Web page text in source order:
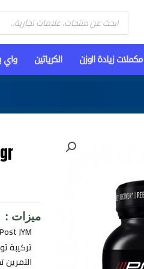
Products
search
مكملات زيادة الوزن الكرياتين واي
ميزات :
JYM
تركيبة
التمرين